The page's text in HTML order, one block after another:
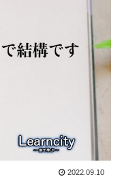
2022.09.10